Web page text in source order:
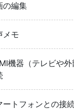
の編集
メモ
機器（テレビや
ートフォンとの接